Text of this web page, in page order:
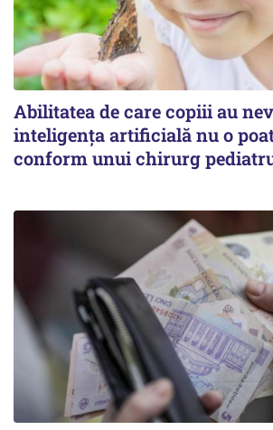
Abilitatea de care copiii au
inteligența artificială nu o
conform unui chirurg